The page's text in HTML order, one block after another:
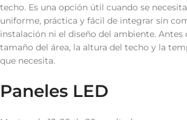
techo. Es una opción útil cuando se
uniforme, práctica y fácil de integrar sin
instalación ni el diseño del ambiente. Antes
tamaño del área, la altura del techo y la
que necesita.
Paneles LED